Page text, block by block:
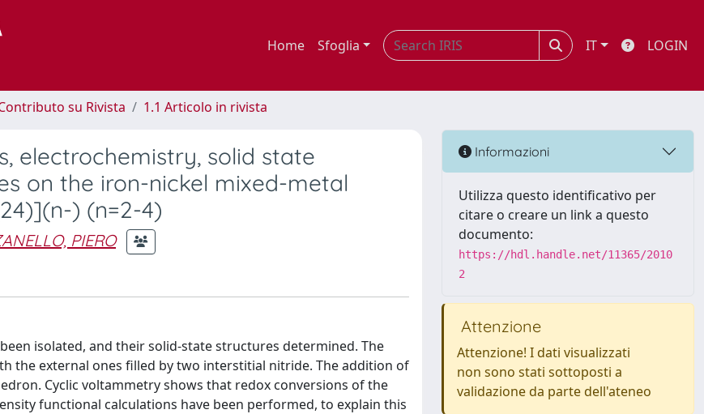
Home Sfoglia IT LOGIN
su Rivista 1.1 Articolo in rivista
electrochemistry, solid state
on the iron-nickel mixed-metal
) (n=2-4)
PIERO
been isolated, and their solid-state structures determined. The
the external ones filled by two interstitial nitride. The addition of
Cyclic voltammetry shows that redox conversions of the
functional calculations have been performed, to explain this
Informazioni
Utilizza questo identificativo per
citare o creare un link a questo
documento:
https://hdl.handle.net/11365/2010
2
Attenzione
Attenzione! I dati visualizzati
non sono stati sottoposti a
validazione da parte dell'ateneo